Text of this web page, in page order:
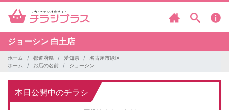
ジョーシン 白土店
ホーム 都道府県 愛知県
名古屋市緑区
ホーム
お店の名前 ジョーシン
本日公開中のチラシ